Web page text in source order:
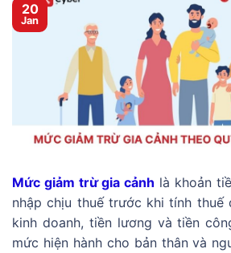
20
Jan
Mức giảm trừ gia cảnh là khoản
nhập chịu thuế trước khi tính
kinh doanh, tiền lương và tiền
mức hiện hành cho bản thân và